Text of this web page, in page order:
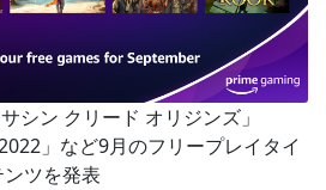
シン クリード オリジンズ」
」など9月のフリープレイタイ
ツを発表